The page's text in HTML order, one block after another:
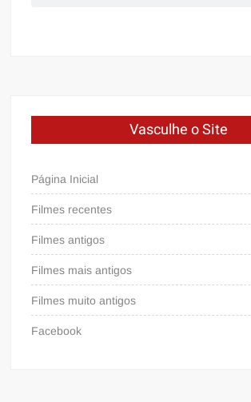
Vasculhe o Site
Página Inicial
Filmes recentes
Filmes antigos
Filmes mais antigos
Filmes muito antigos
Facebook